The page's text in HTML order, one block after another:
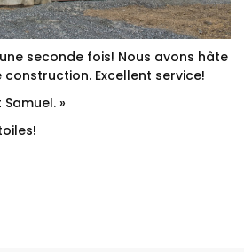
seconde fois! Nous avons hâte
Excellent service!
»